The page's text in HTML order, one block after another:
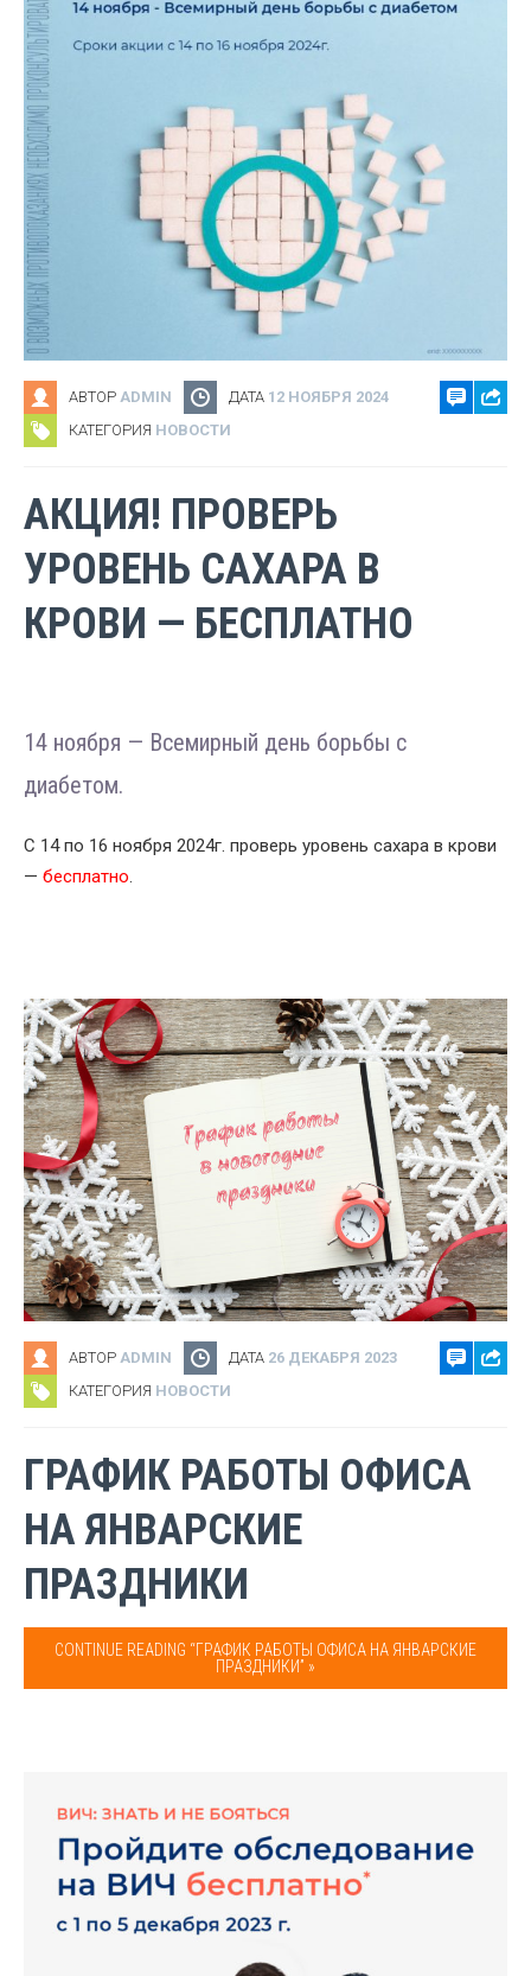
АВТОР ADMIN ДАТА 12 НОЯБРЯ 2024
КАТЕГОРИЯ НОВОСТИ
АКЦИЯ! ПРОВЕРЬ
УРОВЕНЬ САХАРА В
КРОВИ — БЕСПЛАТНО
14 ноября — Всемирный день борьбы с
диабетом.
С 14 по 16 ноября 2024г. проверь уровень сахара в крови
— бесплатно.
АВТОР ADMIN ДАТА 26 ДЕКАБРЯ 2023
КАТЕГОРИЯ НОВОСТИ
ГРАФИК РАБОТЫ ОФИСА
НА ЯНВАРСКИЕ
ПРАЗДНИКИ
CONTINUE READING “ГРАФИК РАБОТЫ ОФИСА НА ЯНВАРСКИЕ
ПРАЗДНИКИ” »